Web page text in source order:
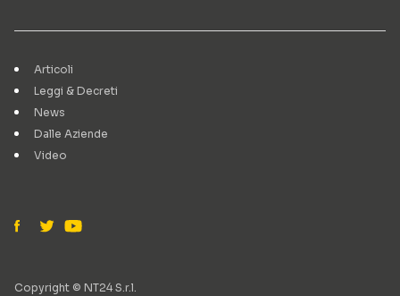
Articoli
Leggi & Decreti
News
Dalle Aziende
Video
Copyright © NT24 S.r.l.